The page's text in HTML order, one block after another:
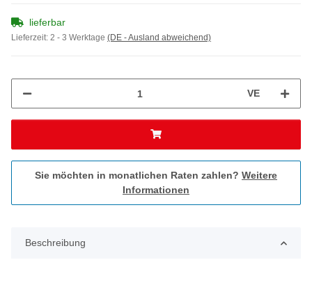
lieferbar
Lieferzeit: 2 - 3 Werktage (DE - Ausland abweichend)
VE
Sie möchten in monatlichen Raten zahlen? Weitere
Informationen
Beschreibung